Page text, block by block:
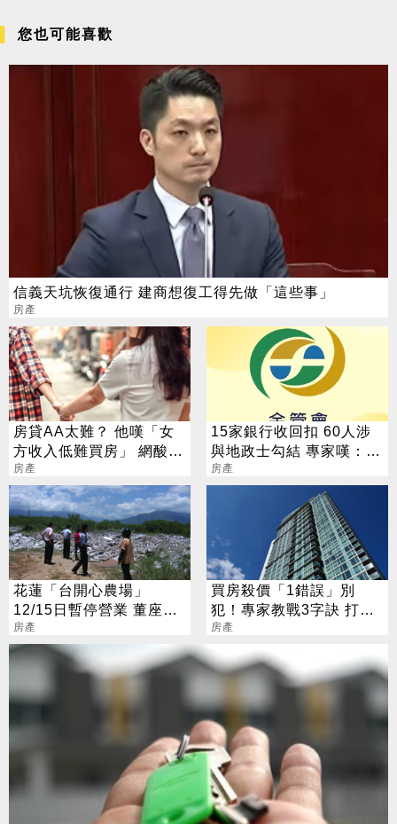
您也可能喜歡
信義天坑恢復通行 建商想復工得先做「這些事」
房產
房貸AA太難？ 他嘆「女
方收入低難買房」 網酸：
高薪也不會選你
房產
15家銀行收回扣 60人涉
與地政士勾結 專家嘆：徹
查恐血流成河
房產
花蓮「台開心農場」
12/15日暫停營業 董座邱
于芸不捨道別
房產
買房殺價「1錯誤」別
犯！專家教戰3字訣 打折
就是香
房產